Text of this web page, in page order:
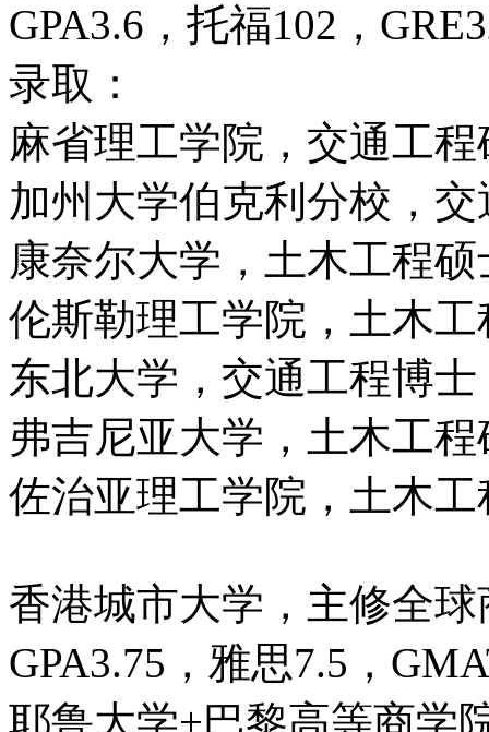
GPA3.6，托福102，
录取：
麻省理工学院，交通工程
加州大学伯克利分校，
康奈尔大学，土木工程硕
伦斯勒理工学院，土木
东北大学，交通工程博士
弗吉尼亚大学，土木工程
佐治亚理工学院，土木工
香港城市大学，主修全
GPA3.75，雅思7.5，
耶鲁大学+巴黎高等商学